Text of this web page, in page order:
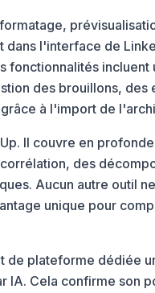
l'interface de
fonctionnalités
des brouillons, des
à l'import de
Il couvre en
des
Aucun autre outil
unique pour
de plateforme dédiée
IA. Cela confirme son